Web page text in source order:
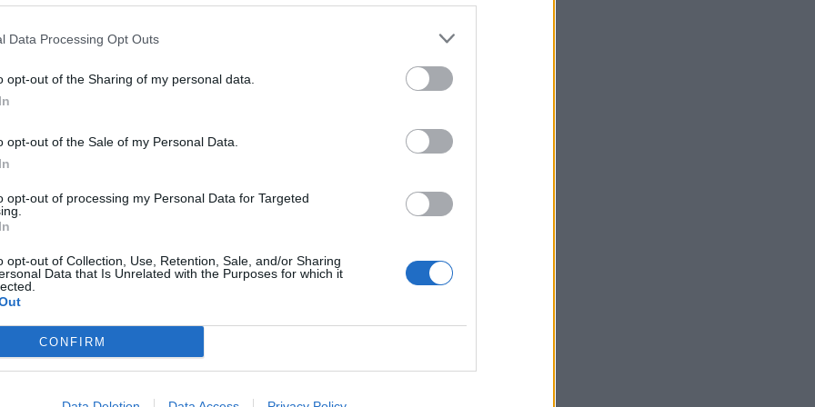
Data Processing Opt Outs
opt-out of the Sharing of my personal data.
opt-out of the Sale of my Personal Data.
opt-out of processing my Personal Data for Targeted
opt-out of Collection, Use, Retention, Sale, and/or Sharing
Data that Is Unrelated with the Purposes for which it
CONFIRM
PISTEEN ILTA!
ENNEN
3-3
LOPULTA
STARSIN 4-3.